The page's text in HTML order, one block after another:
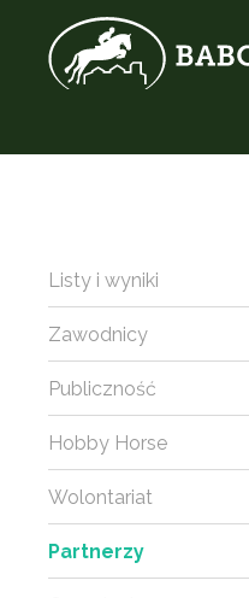
Listy i wyniki
Zawodnicy
Publiczność
Hobby Horse
Wolontariat
Partnerzy